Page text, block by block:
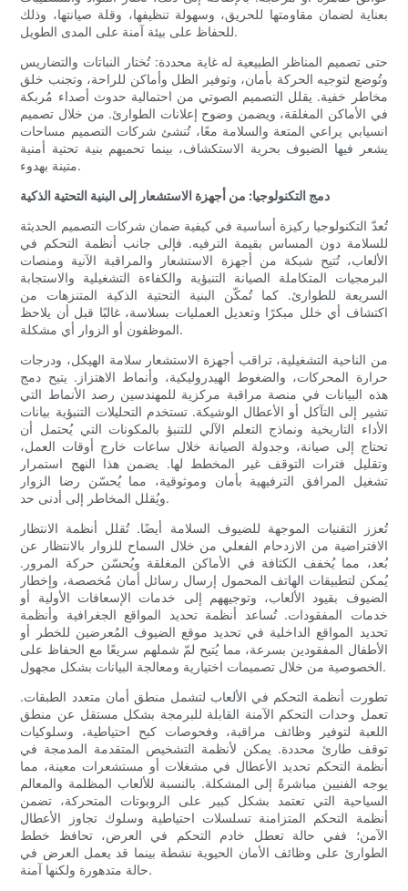
بعناية لضمان مقاومتها للحريق، وسهولة تنظيفها، وقلة صيانتها، وذلك
للحفاظ على بيئة آمنة على المدى الطويل.
حتى تصميم المناظر الطبيعية له غاية محددة: تُختار النباتات والتضاريس
وتُوضع لتوجيه الحركة بأمان، وتوفير الظل وأماكن للراحة، وتجنب خلق
مخاطر خفية. يقلل التصميم الصوتي من احتمالية حدوث أصداء مُربكة
في الأماكن المغلقة، ويضمن وضوح إعلانات الطوارئ. من خلال تصميم
انسيابي يراعي المتعة والسلامة معًا، تُنشئ شركات التصميم مساحات
يشعر فيها الضيوف بحرية الاستكشاف، بينما تحميهم بنية تحتية أمنية
متينة بهدوء.
دمج التكنولوجيا: من أجهزة الاستشعار إلى البنية التحتية الذكية
تُعدّ التكنولوجيا ركيزة أساسية في كيفية ضمان شركات التصميم الحديثة
للسلامة دون المساس بقيمة الترفيه. فإلى جانب أنظمة التحكم في
الألعاب، تُتيح شبكة من أجهزة الاستشعار والمراقبة الآنية ومنصات
البرمجيات المتكاملة الصيانة التنبؤية والكفاءة التشغيلية والاستجابة
السريعة للطوارئ. كما تُمكّن البنية التحتية الذكية المتنزهات من
اكتشاف أي خلل مبكرًا وتعديل العمليات بسلاسة، غالبًا قبل أن يلاحظ
الموظفون أو الزوار أي مشكلة.
من الناحية التشغيلية، تراقب أجهزة الاستشعار سلامة الهيكل، ودرجات
حرارة المحركات، والضغوط الهيدروليكية، وأنماط الاهتزاز. يتيح دمج
هذه البيانات في منصة مراقبة مركزية للمهندسين رصد الأنماط التي
تشير إلى التآكل أو الأعطال الوشيكة. تستخدم التحليلات التنبؤية بيانات
الأداء التاريخية ونماذج التعلم الآلي للتنبؤ بالمكونات التي يُحتمل أن
تحتاج إلى صيانة، وجدولة الصيانة خلال ساعات خارج أوقات العمل،
وتقليل فترات التوقف غير المخطط لها. يضمن هذا النهج استمرار
تشغيل المرافق الترفيهية بأمان وموثوقية، مما يُحسّن رضا الزوار
ويُقلل المخاطر إلى أدنى حد.
تُعزز التقنيات الموجهة للضيوف السلامة أيضًا. تُقلل أنظمة الانتظار
الافتراضية من الازدحام الفعلي من خلال السماح للزوار بالانتظار عن
بُعد، مما يُخفف الكثافة في الأماكن المغلقة ويُحسّن حركة المرور.
يُمكن لتطبيقات الهاتف المحمول إرسال رسائل أمان مُخصصة، وإخطار
الضيوف بقيود الألعاب، وتوجيههم إلى خدمات الإسعافات الأولية أو
خدمات المفقودات. تُساعد أنظمة تحديد المواقع الجغرافية وأنظمة
تحديد المواقع الداخلية في تحديد موقع الضيوف المُعرضين للخطر أو
الأطفال المفقودين بسرعة، مما يُتيح لمّ شملهم سريعًا مع الحفاظ على
الخصوصية من خلال تصميمات اختيارية ومعالجة البيانات بشكل مجهول.
تطورت أنظمة التحكم في الألعاب لتشمل منطق أمان متعدد الطبقات.
تعمل وحدات التحكم الآمنة القابلة للبرمجة بشكل مستقل عن منطق
اللعبة لتوفير وظائف مراقبة، وفحوصات كبح احتياطية، وسلوكيات
توقف طارئ محددة. يمكن لأنظمة التشخيص المتقدمة المدمجة في
أنظمة التحكم تحديد الأعطال في مشغلات أو مستشعرات معينة، مما
يوجه الفنيين مباشرةً إلى المشكلة. بالنسبة للألعاب المظلمة والمعالم
السياحية التي تعتمد بشكل كبير على الروبوتات المتحركة، تضمن
أنظمة التحكم المتزامنة تسلسلات احتياطية وسلوك تجاوز الأعطال
الآمن؛ ففي حالة تعطل خادم التحكم في العرض، تحافظ خطط
الطوارئ على وظائف الأمان الحيوية نشطة بينما قد يعمل العرض في
حالة متدهورة ولكنها آمنة.